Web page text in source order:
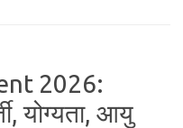
2026:
योग्यता, आयु